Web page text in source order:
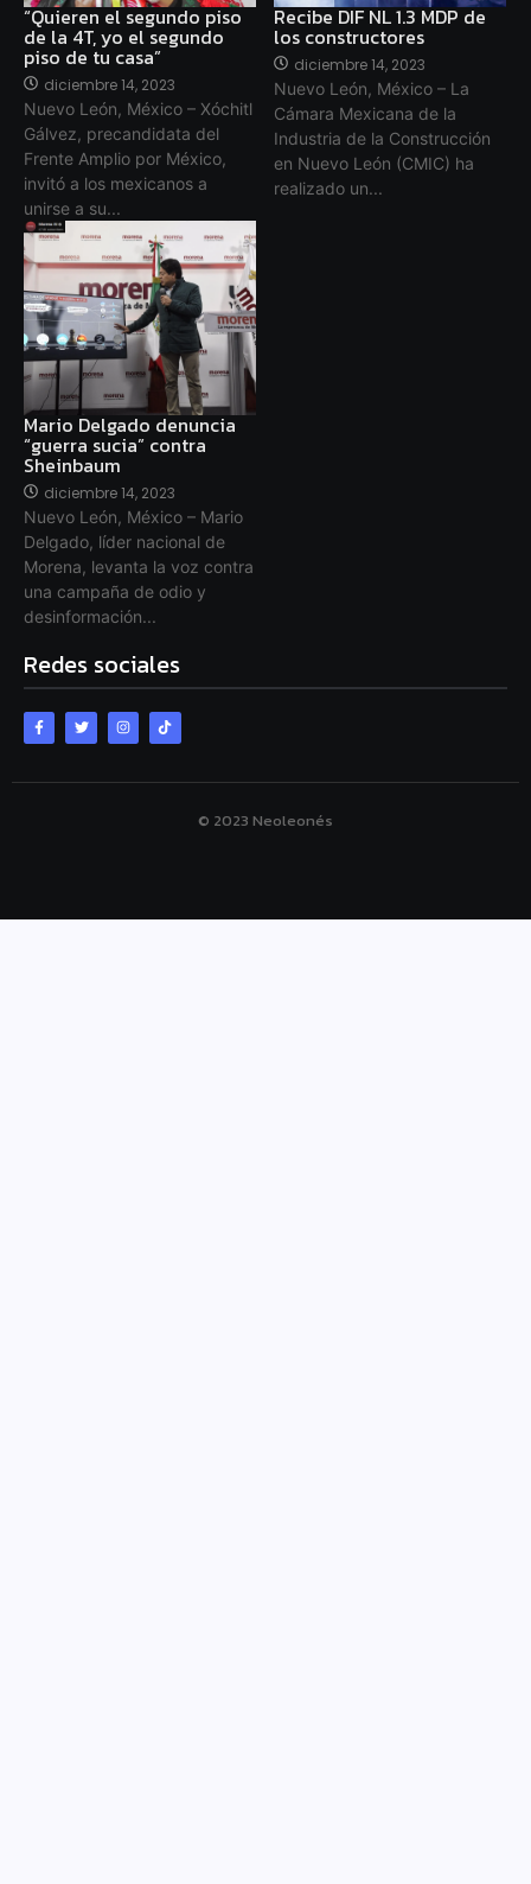
“Quieren el segundo piso
de la 4T, yo el segundo
piso de tu casa”
diciembre 14, 2023
Nuevo León, México – Xóchitl
Gálvez, precandidata del
Frente Amplio por México,
invitó a los mexicanos a
unirse a su...
Recibe DIF NL 1.3 MDP de
los constructores
diciembre 14, 2023
Nuevo León, México – La
Cámara Mexicana de la
Industria de la Construcción
en Nuevo León (CMIC) ha
realizado un...
Mario Delgado denuncia
“guerra sucia” contra
Sheinbaum
diciembre 14, 2023
Nuevo León, México – Mario
Delgado, líder nacional de
Morena, levanta la voz contra
una campaña de odio y
desinformación...
Redes sociales
© 2023 Neoleonés